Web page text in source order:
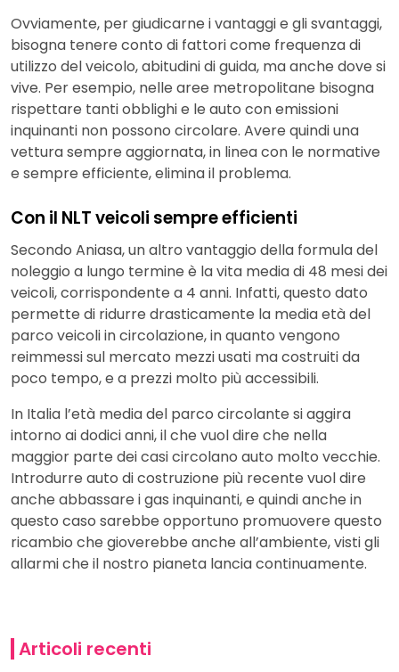
Ovviamente, per giudicarne i vantaggi e gli svantaggi,
bisogna tenere conto di fattori come frequenza di
utilizzo del veicolo, abitudini di guida, ma anche dove si
vive. Per esempio, nelle aree metropolitane bisogna
rispettare tanti obblighi e le auto con emissioni
inquinanti non possono circolare. Avere quindi una
vettura sempre aggiornata, in linea con le normative
e sempre efficiente, elimina il problema.
Con il NLT veicoli sempre efficienti
Secondo Aniasa, un altro vantaggio della formula del
noleggio a lungo termine è la vita media di 48 mesi dei
veicoli, corrispondente a 4 anni. Infatti, questo dato
permette di ridurre drasticamente la media età del
parco veicoli in circolazione, in quanto vengono
reimmessi sul mercato mezzi usati ma costruiti da
poco tempo, e a prezzi molto più accessibili.
In Italia l’età media del parco circolante si aggira
intorno ai dodici anni, il che vuol dire che nella
maggior parte dei casi circolano auto molto vecchie.
Introdurre auto di costruzione più recente vuol dire
anche abbassare i gas inquinanti, e quindi anche in
questo caso sarebbe opportuno promuovere questo
ricambio che gioverebbe anche all’ambiente, visti gli
allarmi che il nostro pianeta lancia continuamente.
Articoli recenti